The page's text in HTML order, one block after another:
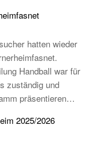
hatten wieder
Handball war für
zuständig und
präsentieren…
2025/2026